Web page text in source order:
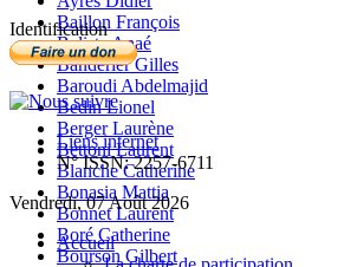
Baillon François
Balista Anaé
Banderier Gilles
Baroudi Abdelmajid
Bedin Lionel
Berger Laurène
Bettoni Laurent
Blanche Catherine
Bonasia Mattia
Bonnet Laurent
Boré Catherine
Bourson Gilbert
Identification
Liens internet
N° ISSN: 2257-6711
Vendredi, 07 Août 2026
Accueil